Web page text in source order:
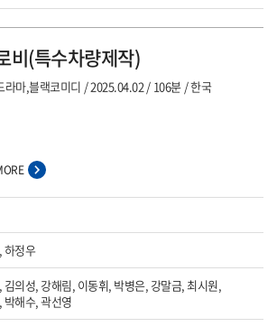
비(특수차량제작)
라마,블랙코미디 2025.04.02 106분 한국
하정우
김의성, 강해림, 이동휘, 박병은, 강말금, 최시원,
박해수, 곽선영